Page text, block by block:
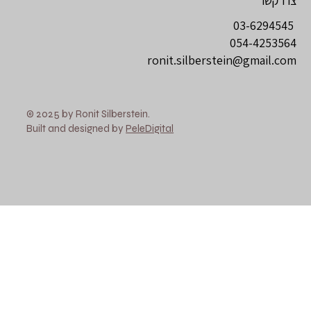
054-4253564
ronit.silberstein@gmail.com
© 2025 by Ronit Silberstein.
Built and designed by PeleDigital